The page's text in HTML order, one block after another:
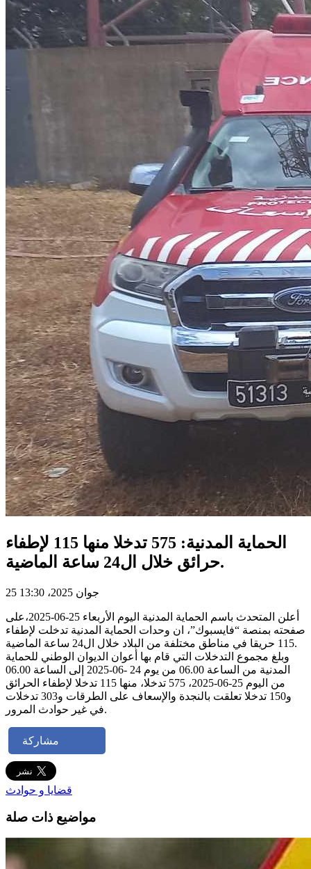
الحماية المدنية: 575 تدخلا منها 115 لإطفاء
حرائق خلال ال24 ساعة الماضية.
25 جوان 2025، 13:30
أعلن المتحدث باسم الحماية المدنية اليوم الأربعاء 25-06-2025،على
صفحته بمنصة “فايسبوك”، ان وحدات الحماية المدنية تدخلت لإطفاء
115 حريقا في مناطق مختلفة من البلاد خلال ال24 ساعة الماضية.
وبلغ مجموع التدخلات التي قام بها أعوان الديوان الوطني للحماية
المدنية من الساعة 06.00 من يوم 24 -06-2025 إلى الساعة 06.00
من اليوم 25-06-2025، 575 تدخلا، منها 115 تدخلا لإطفاء الحرائق
و150 تدخلا تعلقت بالنجدة والإسعاف على الطرقات و303 تدخلات
في غير حوادث المرور.
مشاركة
قضايا و حوادث
مواضيع ذات صلة